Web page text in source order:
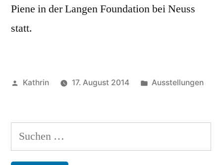
Piene in der Langen Foundation bei Neuss
statt.
Veröffentlicht
Kathrin 17. August 2014
Veröffentlicht
Ausstellungen
Suchen
nach: